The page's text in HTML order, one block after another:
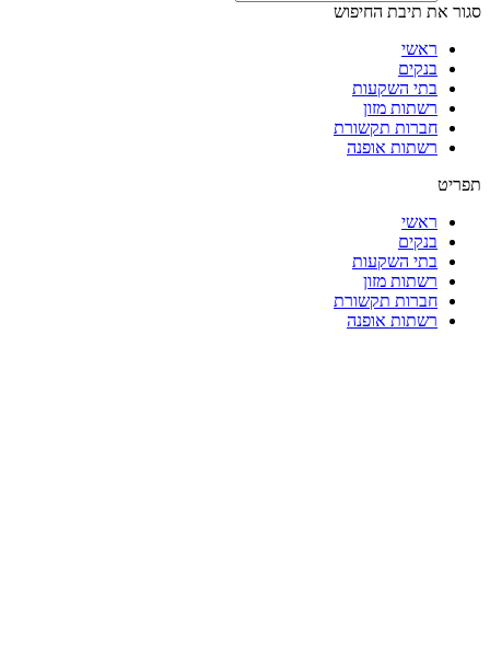
סגור את תיבת החיפוש
ראשי
בנקים
בתי השקעות
רשתות מזון
חברות תקשורת
רשתות אופנה
תפריט
ראשי
בנקים
בתי השקעות
רשתות מזון
חברות תקשורת
רשתות אופנה